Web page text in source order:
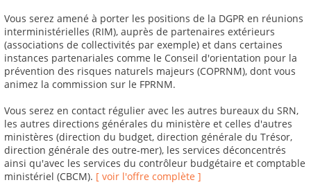
Vous serez amené à porter les positions de la DGPR en réunions
interministérielles (RIM), auprès de partenaires extérieurs
(associations de collectivités par exemple) et dans certaines
instances partenariales comme le Conseil d'orientation pour la
prévention des risques naturels majeurs (COPRNM), dont vous
animez la commission sur le FPRNM.
Vous serez en contact régulier avec les autres bureaux du SRN,
les autres directions générales du ministère et celles d'autres
ministères (direction du budget, direction générale du Trésor,
direction générale des outre-mer), les services déconcentrés
ainsi qu'avec les services du contrôleur budgétaire et comptable
ministériel (CBCM). [ voir l'offre complète ]